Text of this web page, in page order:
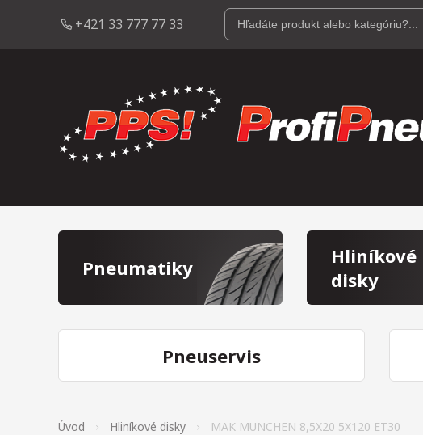
+421 33 777 77 33
Pneumatiky
Hliníkové
disky
Pneuservis
Úvod Hliníkové disky MAK MUNCHEN 8,5X20 5X120 ET30